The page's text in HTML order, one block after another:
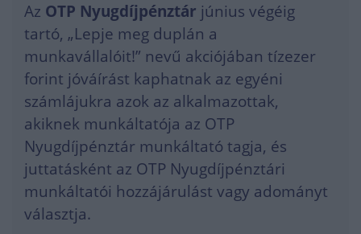
Az OTP Nyugdíjpénztár június végéig
tartó, „Lepje meg duplán a
munkavállalóit!” nevű akciójában tízezer
forint jóváírást kaphatnak az egyéni
számlájukra azok az alkalmazottak,
akiknek munkáltatója az OTP
Nyugdíjpénztár munkáltató tagja, és
juttatásként az OTP Nyugdíjpénztári
munkáltatói hozzájárulást vagy adományt
választja.